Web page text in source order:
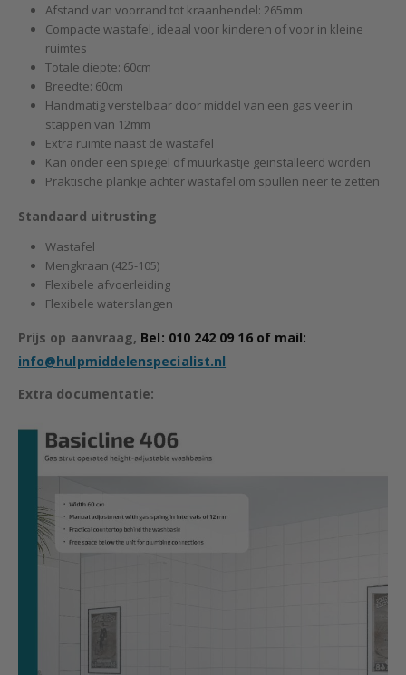
Afstand van voorrand tot kraanhendel: 265mm
Compacte wastafel, ideaal voor kinderen of voor in kleine
ruimtes
Totale diepte: 60cm
Breedte: 60cm
Handmatig verstelbaar door middel van een gas veer in
stappen van 12mm
Extra ruimte naast de wastafel
Kan onder een spiegel of muurkastje geïnstalleerd worden
Praktische plankje achter wastafel om spullen neer te zetten
Standaard uitrusting
Wastafel
Mengkraan (425-105)
Flexibele afvoerleiding
Flexibele waterslangen
Prijs op aanvraag, Bel: 010 242 09 16of mail:
info@hulpmiddelenspecialist.nl
Extra documentatie: